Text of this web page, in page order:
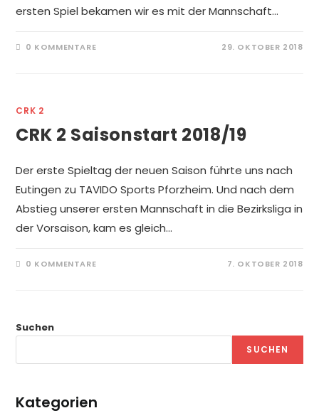
ersten Spiel bekamen wir es mit der Mannschaft…
0 KOMMENTARE 29. OKTOBER 2018
CRK 2
CRK 2 Saisonstart 2018/19
Der erste Spieltag der neuen Saison führte uns nach
Eutingen zu TAVIDO Sports Pforzheim. Und nach dem
Abstieg unserer ersten Mannschaft in die Bezirksliga in
der Vorsaison, kam es gleich…
0 KOMMENTARE 7. OKTOBER 2018
Suchen
SUCHEN
Kategorien